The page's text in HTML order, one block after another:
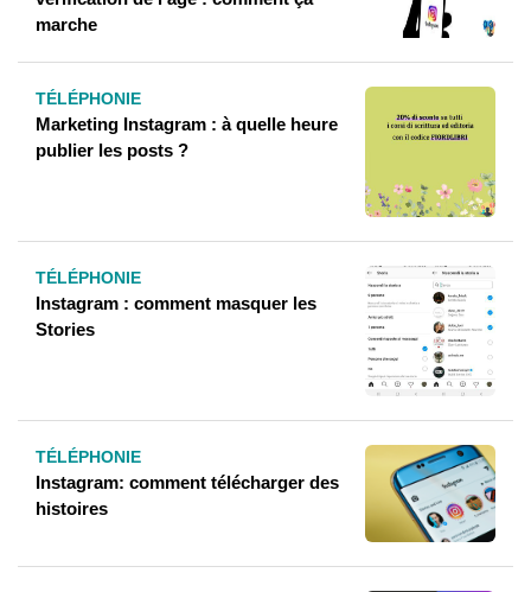
marche
TÉLÉPHONIE
Marketing Instagram : à quelle heure
publier les posts ?
TÉLÉPHONIE
Instagram : comment masquer les
Stories
TÉLÉPHONIE
Instagram: comment télécharger des
histoires